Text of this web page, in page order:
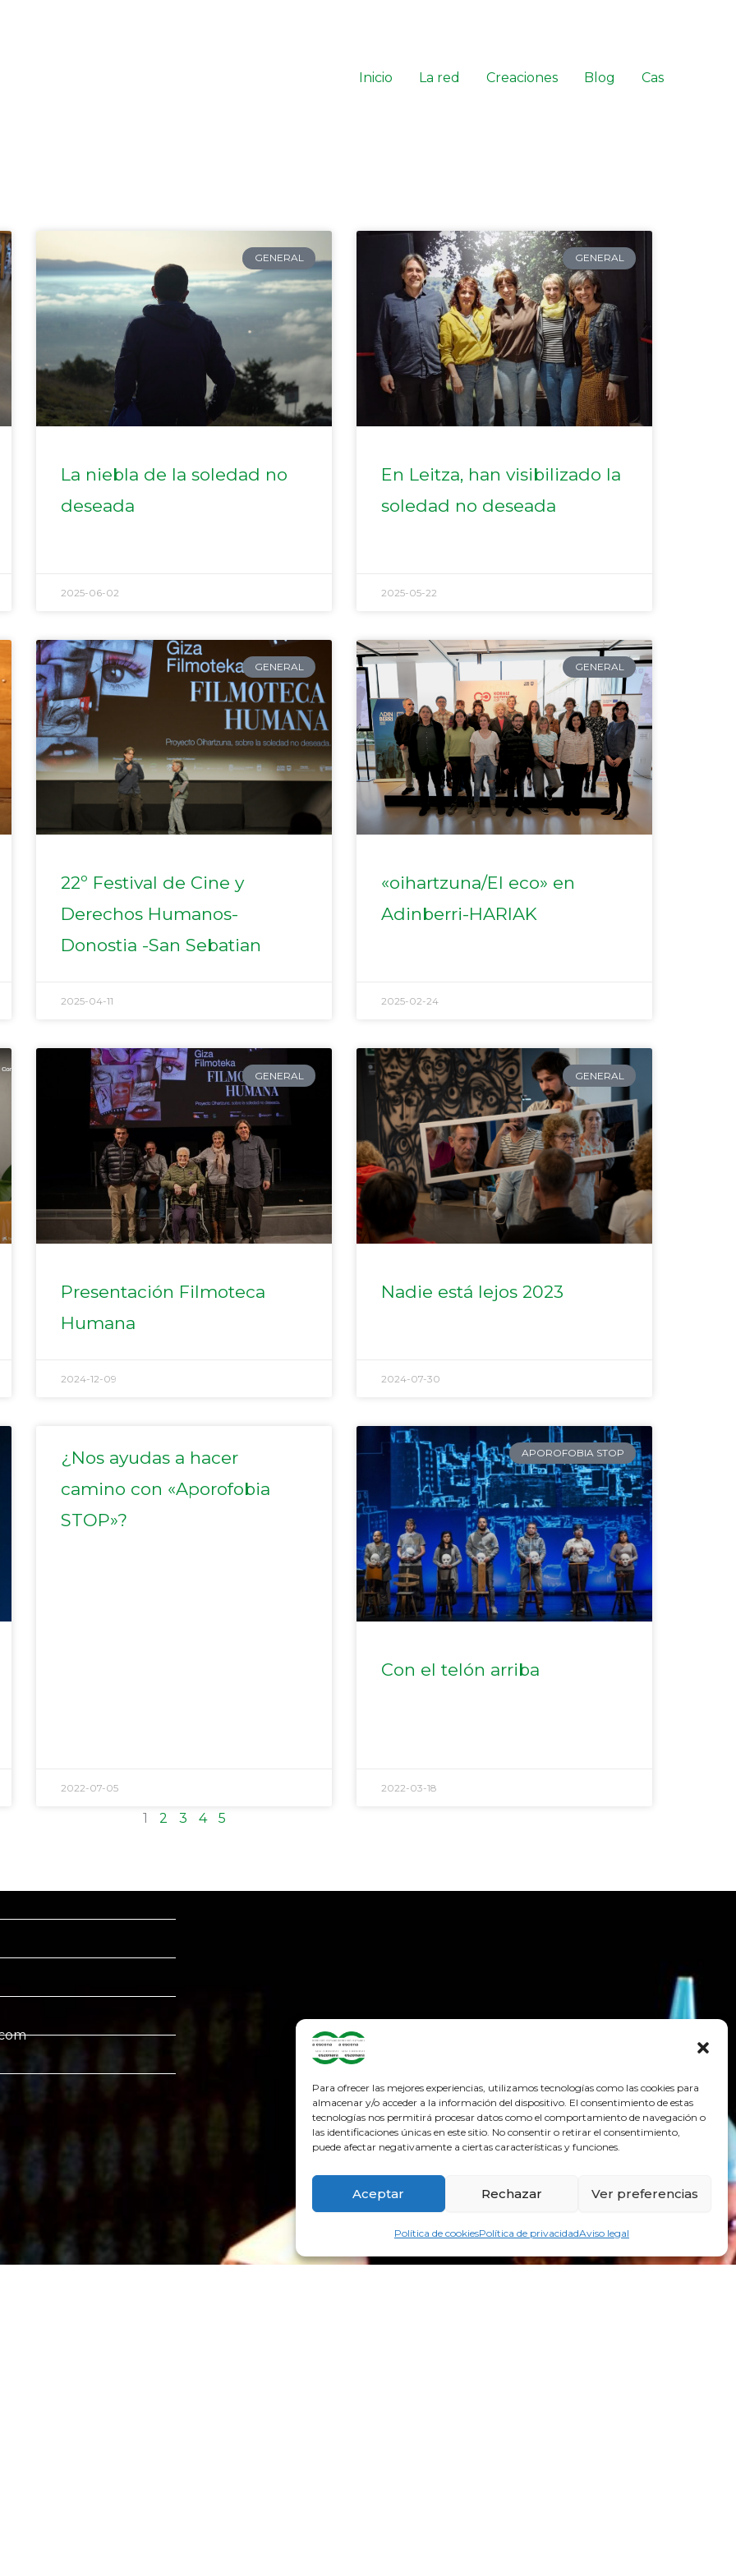
Para ofrecer las mejores experiencias, utilizamos tecnologías como las cookies para
almacenar y/o acceder a la información del dispositivo. El consentimiento de estas
tecnologías nos permitirá procesar datos como el comportamiento de navegación o
las identificaciones únicas en este sitio. No consentir o retirar el consentimiento,
puede afectar negativamente a ciertas características y funciones.
Aceptar Rechazar Ver preferencias
Política de cookiesPolítica de privacidadAviso legal
Inicio
La red Creaciones Blog Cas
GENERAL
La niebla de la soledad no
deseada
2025-06-02
GENERAL
En Leitza, han visibilizado la
soledad no deseada
2025-05-22
GENERAL
22º Festival de Cine y
Derechos Humanos-
Donostia -San Sebatian
2025-04-11
GENERAL
«oihartzuna/El eco» en
Adinberri-HARIAK
2025-02-24
GENERAL
Presentación Filmoteca
Humana
2024-12-09
GENERAL
Nadie está lejos 2023
2024-07-30
¿Nos ayudas a hacer
camino con «Aporofobia
STOP»?
2022-07-05
APOROFOBIA STOP
Con el telón arriba
2022-03-18
1 2 3 4 5